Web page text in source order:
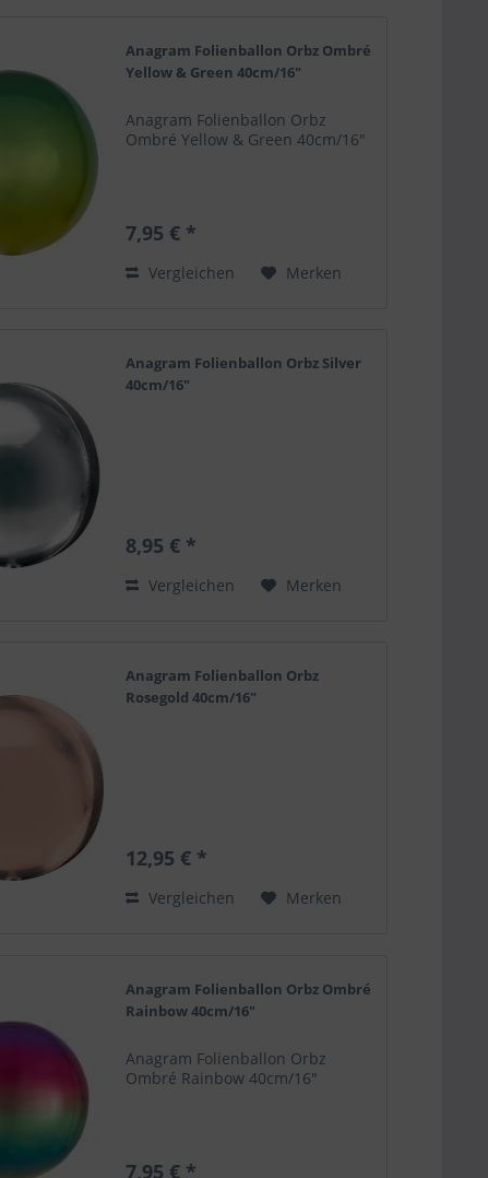
Anagram Folienballon Orbz Ombré
Yellow & Green 40cm/16"
Anagram Folienballon Orbz
Ombré Yellow & Green 40cm/16"
7,95 € *
Vergleichen Merken
Anagram Folienballon Orbz Silver
40cm/16"
8,95 € *
Vergleichen Merken
Anagram Folienballon Orbz
Rosegold 40cm/16"
12,95 € *
Vergleichen Merken
Anagram Folienballon Orbz Ombré
Rainbow 40cm/16"
Anagram Folienballon Orbz
Ombré Rainbow 40cm/16"
7,95 € *